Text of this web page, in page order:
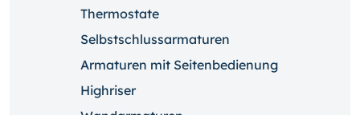
Thermostate
Selbstschlussarmaturen
Armaturen mit Seitenbedienung
Highriser